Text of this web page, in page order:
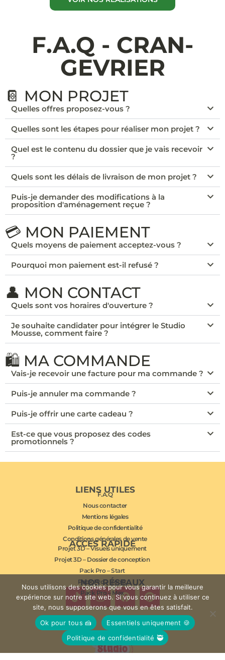
F.A.Q - CRAN-
GEVRIER
📔 MON PROJET
Quelles offres proposez-vous ?
Quelles sont les étapes pour réaliser mon projet ?
Quel est le contenu du dossier que je vais recevoir
?
Quels sont les délais de livraison de mon projet ?
Puis-je demander des modifications à la
proposition d'aménagement reçue ?
💳 MON PAIEMENT
Quels moyens de paiement acceptez-vous ?
Pourquoi mon paiement est-il refusé ?
👤 MON CONTACT
Quels sont vos horaires d'ouverture ?
Je souhaite candidater pour intégrer le Studio
Mousse, comment faire ?
🛍️ MA COMMANDE
Vais-je recevoir une facture pour ma commande ?
Puis-je annuler ma commande ?
Puis-je offrir une carte cadeau ?
Est-ce que vous proposez des codes
promotionnels ?
NOS RÉSEAUX
ACCÈS RAPIDE
Projet 3D – Visuels uniquement
Projet 3D – Dossier de conception
Pack Pro – Start
Pack Pro – Boost
Pack Pro – Max
LIENS UTILES
F.A.Q
Nous contacter
Mentions légales
Politique de confidentialité
Conditions générales de vente
Nous utilisons des cookies pour vous garantir la meilleure
expérience sur notre site web. Si vous continuez à utiliser ce
site, nous supposerons que vous en êtes satisfait.
Ok pour tous 🍰
Essentiels uniquement 🍪
Politique de confidentialité 🥷